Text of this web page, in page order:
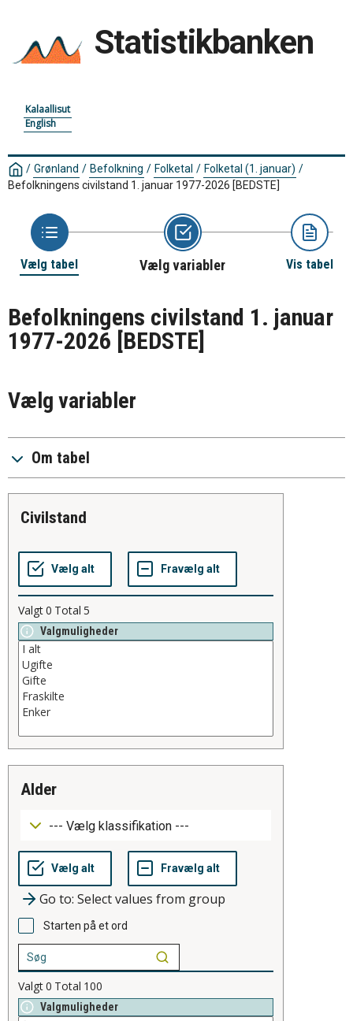
Statistikbanken
Kalaallisut
English
/ Grønland / Befolkning / Folketal / Folketal (1. januar) /
Befolkningens civilstand 1. januar 1977-2026 [BEDSTE]
Vælg tabel Vælg variabler Vis tabel
Befolkningens civilstand 1. januar
1977-2026 [BEDSTE]
Vælg variabler
Om tabel
civilstand
Valgt0 Total 5
Valgmuligheder
alder
Go to: Select values from group
Starten på et ord
Valgt0 Total 100
Valgmuligheder